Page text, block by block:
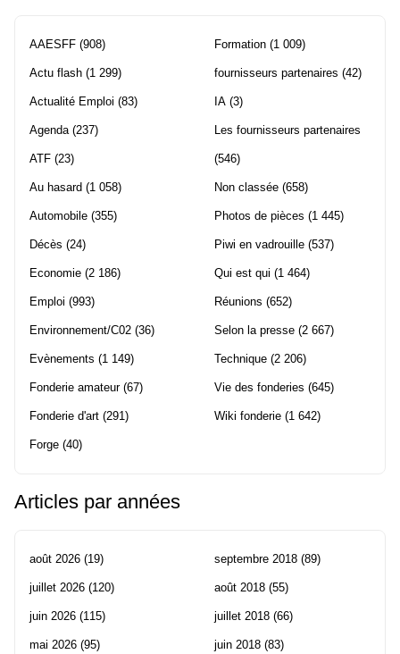
AAESFF (908)
Actu flash (1 299)
Actualité Emploi (83)
Agenda(237)
ATF (23)
Au hasard (1 058)
Automobile (355)
Décès (24)
Economie (2 186)
Emploi (993)
Environnement/C02 (36)
Evènements (1 149)
Fonderie amateur(67)
Fonderie d'art (291)
Forge (40)
Formation (1 009)
fournisseurs partenaires (42)
IA (3)
Les fournisseurs partenaires
(546)
Non classée (658)
Photos de pièces (1 445)
Piwi en vadrouille (537)
Qui est qui (1 464)
Réunions (652)
Selon la presse (2 667)
Technique (2 206)
Vie des fonderies (645)
Wiki fonderie (1 642)
Articles par années
août 2026 (19)
juillet 2026 (120)
juin 2026 (115)
mai 2026 (95)
septembre 2018 (89)
août 2018 (55)
juillet 2018 (66)
juin 2018 (83)